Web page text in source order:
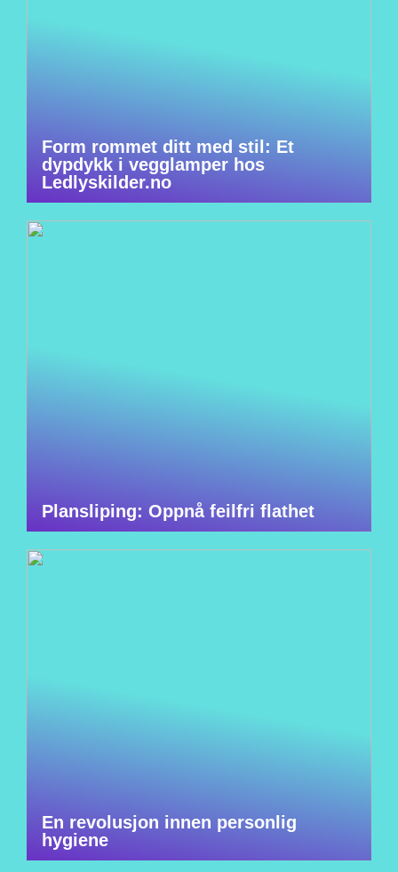
Form rommet ditt med stil: Et
dypdykk i vegglamper hos
Ledlyskilder.no
Plansliping: Oppnå feilfri flathet
En revolusjon innen personlig
hygiene